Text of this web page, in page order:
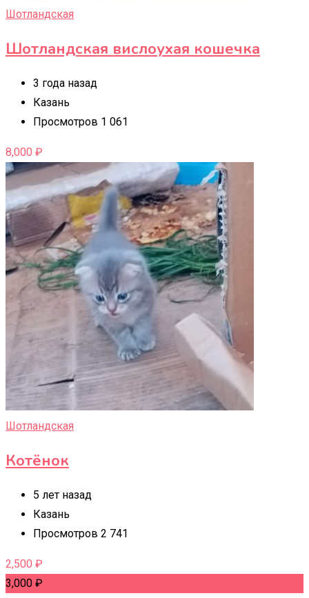
Шотландская
Шотландская вислоухая кошечка
3 года назад
Казань
Просмотров 1 061
8,000 ₽
Шотландская
Котёнок
5 лет назад
Казань
Просмотров 2 741
2,500 ₽
3,000 ₽